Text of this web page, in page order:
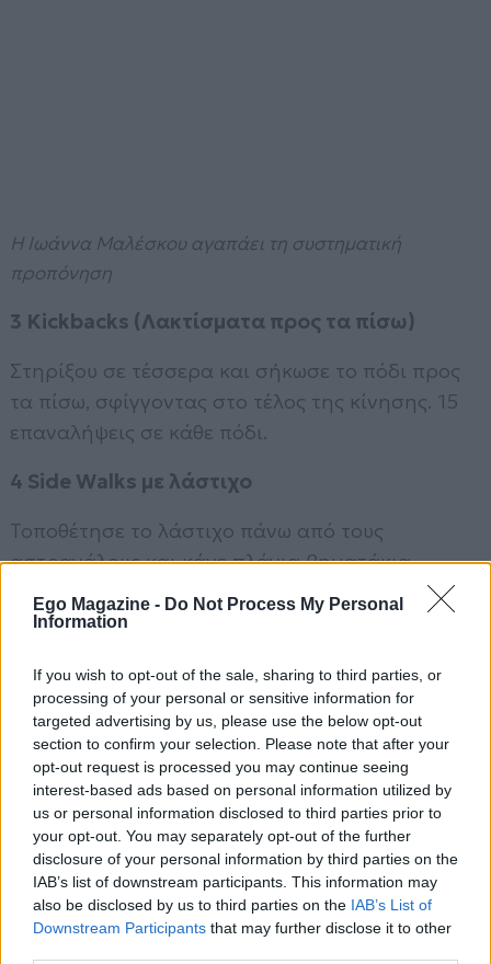
Ego Magazine - Do Not Process My Personal
Information
If you wish to opt-out of the sale, sharing to third parties, or
processing of your personal or sensitive information for
targeted advertising by us, please use the below opt-out
section to confirm your selection. Please note that after your
opt-out request is processed you may continue seeing
interest-based ads based on personal information utilized by
us or personal information disclosed to third parties prior to
your opt-out. You may separately opt-out of the further
disclosure of your personal information by third parties on the
IAB’s list of downstream participants. This information may
also be disclosed by us to third parties on the IAB’s List of
Downstream Participants that may further disclose it to other
Η Ιωάννα Μαλέσκου αγαπάει τη συστηματική
προπόνηση
3 Kickbacks (Λακτίσματα προς τα πίσω)
Στηρίξου σε τέσσερα και σήκωσε το πόδι προς
τα πίσω, σφίγγοντας στο τέλος της κίνησης. 15
επαναλήψεις σε κάθε πόδι.
4 Side Walks με λάστιχο
Τοποθέτησε το λάστιχο πάνω από τους
αστραγάλους και κάνε πλάγια βηματάκια.
Ιδανική άσκηση για να «κάψουν» οι απαγωγοί.
Με την πλάτη σε πάγκο ή καναπέ, ανέβασε και
κατέβασε τη λεκάνη με το λάστιχο πάνω από τα
γόνατα. Κράτησε 2’’ στην κορυφή για μέγιστη
ένταση.